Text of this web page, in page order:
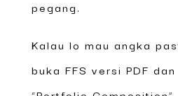
pegang.
Kalau lo mau angka
buka FFS versi PDF